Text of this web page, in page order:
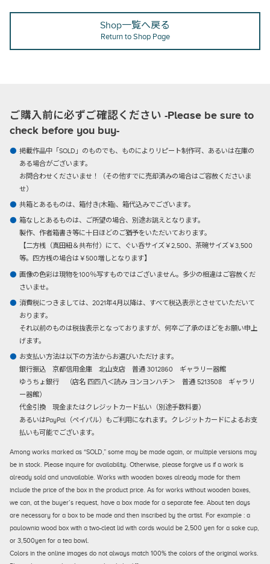
Shop一覧へ戻る
Return to Shop Page
ご購入前に必ずご確認ください -Please be sure to
check before you buy-
掲載作品中「SOLD」のものでも、ものによりリピート制作可、あるいは在庫の
ある場合がございます。
お問合わせくださいませ！（その他すでに売却済みの場合はご容赦くださいま
せ）
共箱とあるものは、箱付き(木箱)、箱代込みでございます。
箱なしとあるものは、ご所望の場合、別途お誂えとなります。
製作、作者箱書き等に十日ほどのご猶予をいただいております。
【二方桟（真田紐＆共布付）にて、ぐい呑サイズ￥2,500、茶碗サイズ￥3,500
等。四方桟の場合は￥500増しとなります】
画像の色彩は現物を100％写すものではございません。多少の相違はご容赦くだ
さいませ。
消費税につきましては、2021年4月以降は、すべて税込表示とさせていただいて
おります。
それ以前のものは税抜表示となっておりますが、何卒ご了承のほどをお願い申上
げます。
お支払い方法は以下の方法からお選びいただけます。
銀行振込京都信用金庫 北山支店 普通 3012860 ギャラリー器館
ゆうちょ銀行 （店名 四四八＜読み ヨンヨンハチ＞ 普通 5213508 ギャラリ
ー器館）
代金引換現金またはクレジットカード払い（別途手数料要）
あるいはPayPal（ペイパル）もご利用になれます。クレジットカードによるお支
払いも可能でございます。
Among works marked as “SOLD,” some may be made again, or multiple versions may
be in stock. Please inquire for availability. Otherwise, please forgive us if a work is
already sold and unavailable. Works with wooden boxes already made for them
include the price of the box in the product price. As for works without wooden boxes,
we can, at the buyer’s request, have a box made for a separate fee. About ten days
are necessary for a box to be made and then inscribed by the artist. For example : a
paulownia wood box with a two-cleat lid with cords would be 2,500 yen for a sake cup,
or 3,500yen for a tea bowl.
Colors in the online images do not always match 100% the colors of the original works.